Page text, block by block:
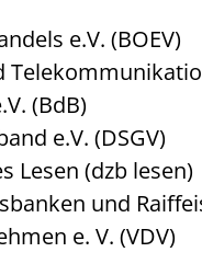
e.V. (BOEV)
(BdB)
e.V. (DSGV)
Lesen (dzb lesen)
und
e. V. (VDV)